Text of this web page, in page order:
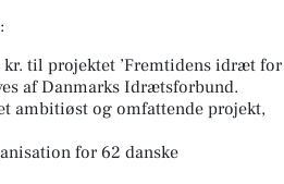
til projektet ’Fremtidens idræt for
af Danmarks Idrætsforbund.
ambitiøst og omfattende projekt,
for 62 danske